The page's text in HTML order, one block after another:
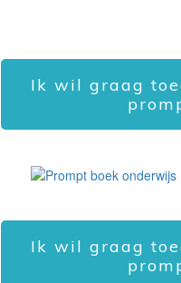
Ik wil graag
Ik wil graag